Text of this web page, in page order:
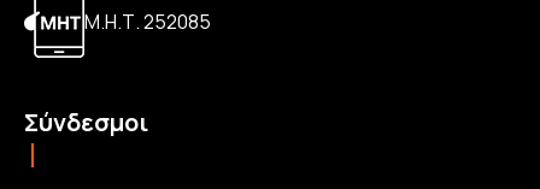
Μ.Η.Τ. 252085
Σύνδεσμοι